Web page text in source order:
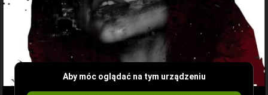
Aby móc oglądać na tym urządzeniu